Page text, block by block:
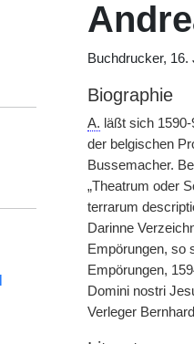
Buchdrucker, 16.
Biographie
A. läßt sich
der belgischen
Bussemacher.
„Theatrum oder
terrarum
Darinne
Empörungen, so
Empörungen,
Domini nostri
Verleger